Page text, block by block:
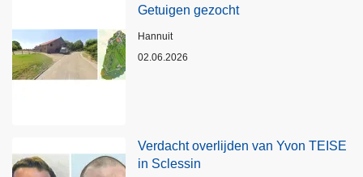
Getuigen gezocht
Plaats
Hannuit
02.06.2026
Verdacht overlijden van Yvon TEISE
in Sclessin